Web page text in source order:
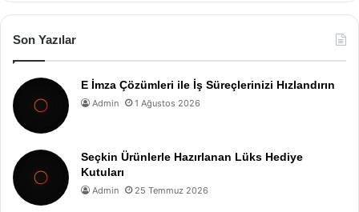
Son Yazılar
E İmza Çözümleri ile İş Süreçlerinizi Hızlandırın
Admin 1 Ağustos 2026
Seçkin Ürünlerle Hazırlanan Lüks Hediye
Kutuları
Admin 25 Temmuz 2026